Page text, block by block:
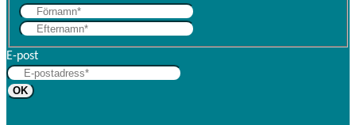
I
n
o
k
r
f
E-post